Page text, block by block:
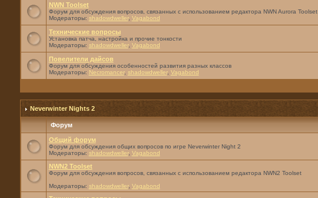
NWN Toolset
Форум для обсуждения вопросов, связанных с использованием редактора NWN Aurora Toolset
Модераторы: shadowdweller, Vagabond
Технические вопросы
Установка патча, настройка и прочие тонкости
Модераторы: shadowdweller, Vagabond
Повелители дайсов
Форум для обсуждения особенностей развития разных классов
Модераторы: Necromancer, shadowdweller, Vagabond
Neverwinter Nights 2
Форум
Общий форум
Форум для обсуждения общих вопросов по игре Neverwinter Night 2
Модераторы: shadowdweller, Vagabond
NWN2 Toolset
Форум для обсуждения вопросов, связанных с использованием редактора NWN2 Toolset
Модераторы: shadowdweller, Vagabond